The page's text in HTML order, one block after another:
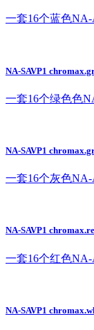
一套16个蓝色NA-
NA-SAVP1
一套16个绿色色
NA-SAVP1
一套16个灰色NA-
NA-SAVP1
一套16个红色NA-
NA-SAVP1